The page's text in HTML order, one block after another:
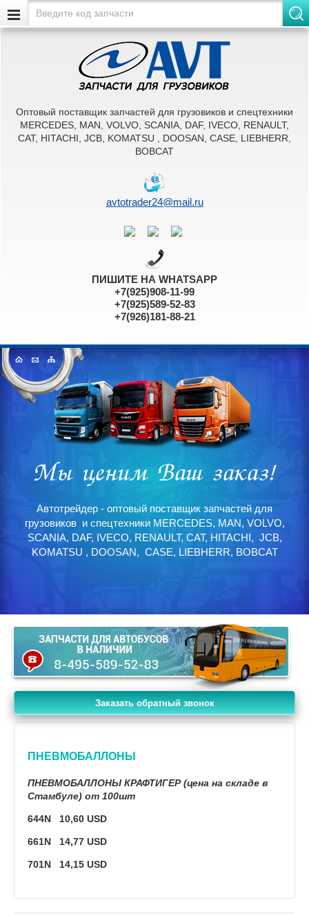
Оптовый поставщик запчастей для грузовиков и спецтехники
MERCEDES, MAN, VOLVO, SCANIA, DAF, IVECO, RENAULT,
CAT, HITACHI, JCB, KOMATSU , DOOSAN, CASE, LIEBHERR,
BOBCAT
avtotrader24@mail.ru
ПИШИТЕ НА WHATSAPP
+7(925)908-11-99
+7(925)589-52-83
+7(926)181-88-21
Автотрейдер - оптовый поставщик запчастей для
грузовиков и спецтехники MERCEDES, MAN, VOLVO,
SCANIA, DAF, IVECO, RENAULT, CAT, HITACHI, JCB,
KOMATSU , DOOSAN, CASE, LIEBHERR, BOBCAT
Заказать обратный звонок
ПНЕВМОБАЛЛОНЫ
ПНЕВМОБАЛЛОНЫ КРАФТИГЕР (цена на складе в
Стамбуле) от 100шт
644N 10,60 USD
661N 14,77 USD
701N 14,15 USD